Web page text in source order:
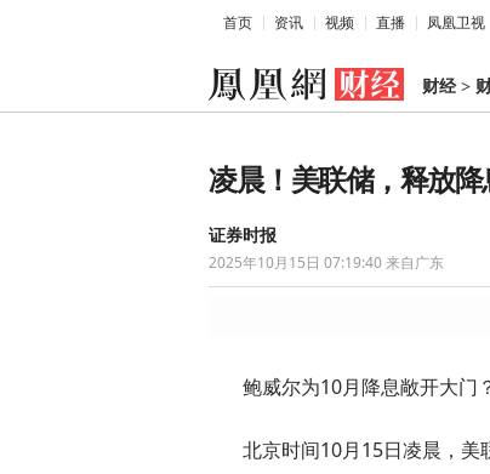
首页 资讯 视频 直播 凤凰卫视
财经>
凌晨！美联储，释放降
证券时报
2025年10月15日 07:19:40来自广东
鲍威尔为10月降息敞开大门
北京时间10月15日凌晨，美